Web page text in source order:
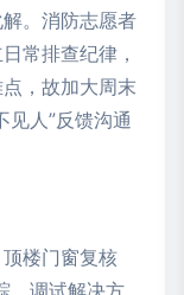
。消防志愿者
常排查纪律，
，故加大周末
见人”反馈沟通
楼门窗复核
、调试解决方